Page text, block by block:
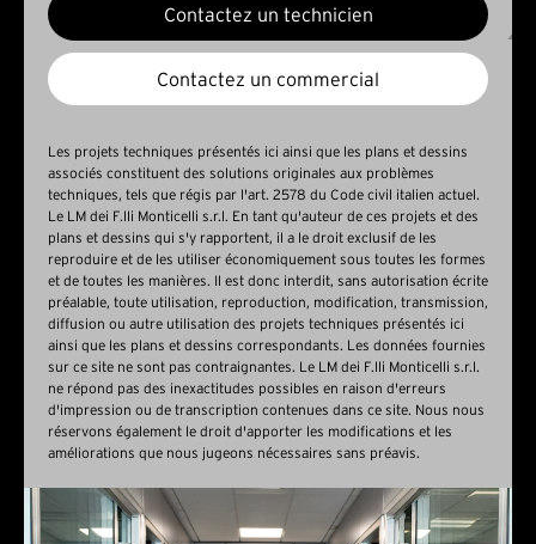
Contactez un technicien
Contactez un commercial
Les projets techniques présentés ici ainsi que les plans et dessins
associés constituent des solutions originales aux problèmes
techniques, tels que régis par l'art. 2578 du Code civil italien actuel.
Le LM dei F.lli Monticelli s.r.l. En tant qu'auteur de ces projets et des
plans et dessins qui s'y rapportent, il a le droit exclusif de les
reproduire et de les utiliser économiquement sous toutes les formes
et de toutes les manières. Il est donc interdit, sans autorisation écrite
préalable, toute utilisation, reproduction, modification, transmission,
diffusion ou autre utilisation des projets techniques présentés ici
ainsi que les plans et dessins correspondants. Les données fournies
sur ce site ne sont pas contraignantes. Le LM dei F.lli Monticelli s.r.l.
ne répond pas des inexactitudes possibles en raison d'erreurs
d'impression ou de transcription contenues dans ce site. Nous nous
réservons également le droit d'apporter les modifications et les
améliorations que nous jugeons nécessaires sans préavis.